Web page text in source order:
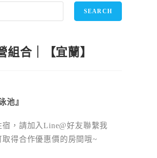
SEARCH
組合｜【宜蘭】
池』
，請加入Line@好友聯繫我
得合作優惠價的房間哦~